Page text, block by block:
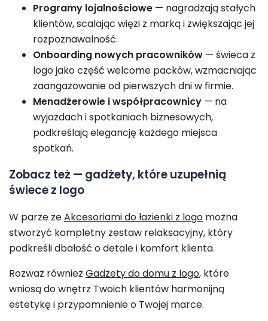
Programy lojalnościowe — nagradzają stałych
klientów, scalając więzi z marką i zwiększając jej
rozpoznawalność.
Onboarding nowych pracowników — świeca z
logo jako część welcome packów, wzmacniając
zaangażowanie od pierwszych dni w firmie.
Menadżerowie i współpracownicy — na
wyjazdach i spotkaniach biznesowych,
podkreślają elegancję każdego miejsca
spotkań.
Zobacz też — gadżety, które uzupełnią
świece z logo
W parze zeAkcesoriami do łazienki z logo można
stworzyć kompletny zestaw relaksacyjny, który
podkreśli dbałość o detale i komfort klienta.
Rozważ również Gadżety do domu z logo, które
wniosą do wnętrz Twoich klientów harmonijną
estetykę i przypomnienie o Twojej marce.